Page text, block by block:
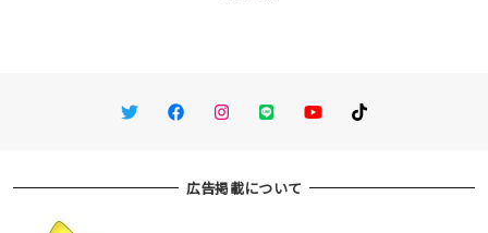
TwitterFacebookInstagram
LINE You TubeTikTok
広告掲載について